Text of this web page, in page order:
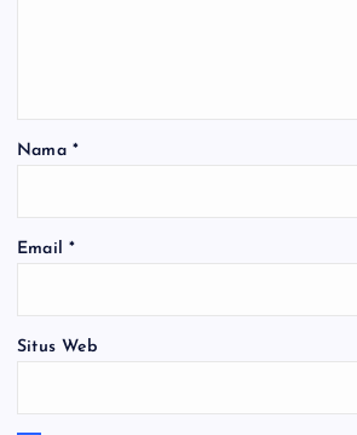
Nama *
Email *
Situs Web